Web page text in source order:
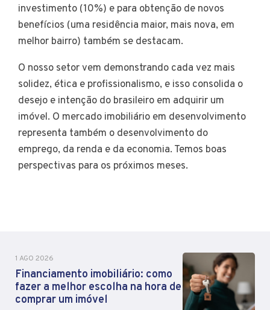
investimento (10%) e para obtenção de novos
benefícios (uma residência maior, mais nova, em
melhor bairro) também se destacam.
O nosso setor vem demonstrando cada vez mais
solidez, ética e profissionalismo, e isso consolida o
desejo e intenção do brasileiro em adquirir um
imóvel. O mercado imobiliário em desenvolvimento
representa também o desenvolvimento do
emprego, da renda e da economia. Temos boas
perspectivas para os próximos meses.
1 AGO 2026
Financiamento imobiliário: como
fazer a melhor escolha na hora de
comprar um imóvel